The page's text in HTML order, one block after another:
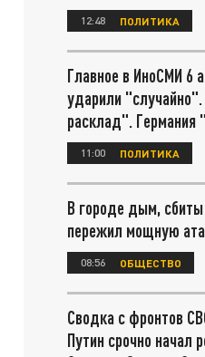
12:48 ПОЛИТИКА
Главное в ИноСМИ 6
ударили
расклад". Германия
11:00 ПОЛИТИКА
В городе дым,
пережил мощную
08:56 ОБЩЕСТВО
Сводка с фронтов
Путин срочно начал